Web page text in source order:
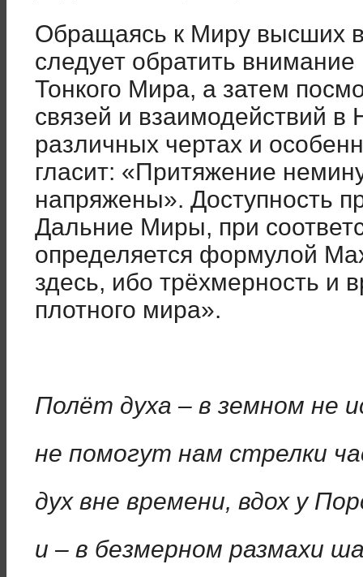
Обращаясь к Миру высших
следует обратить внимание
Тонкого Мира, а затем
связей и взаимодействий
различных чертах и
гласит: «Притяжение
напряжены». Доступность
Дальние Миры, при
определяется формулой
здесь, ибо трёхмерность и
плотного мира».
Полёт духа – в земном не
не помогут нам стрелки
дух вне времени, вдох у
и – в безмерном размахи